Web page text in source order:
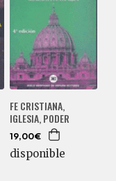
FE CRISTIANA,
IGLESIA, PODER
19,00€
disponible